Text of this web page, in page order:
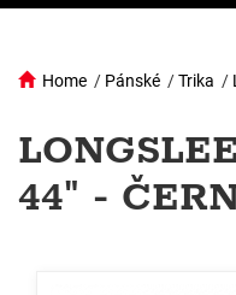
Home / Pánské /Trika /
44" -